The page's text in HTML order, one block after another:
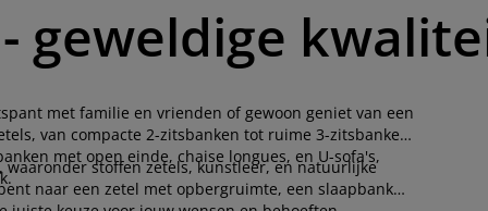
geweldige
met familie en vrienden of gewoon geniet van een
van compacte 2-zitsbanken tot ruime 3-zitsbanken
met open einde, chaise longues, en U-sofa's,
stoffen zetels, kunstleer, en natuurlijke
naar een zetel met opbergruimte, een slaapbank